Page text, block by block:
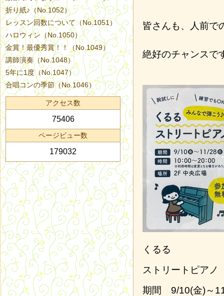
皆さんも、人前で
絶好のチャンスで
くるる
ストリートピアノ
期間 9/10(金)～
折り紙♪（No.1052）
レッスン回数について（No.1051）
ハロウィン（No.1050）
金賞！最優秀賞！！（No.1049）
講師演奏（No.1048）
5年に1度（No.1047）
合唱コンの季節（No.1046）
アクセス数
75406
ページビュー数
179032